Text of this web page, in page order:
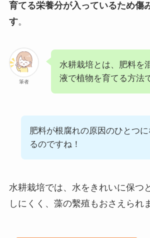
育てる栄養分が入っているため傷
す。
筆者
水耕栽培とは、肥料を
液で植物を育てる方法
肥料が根腐れの原因のひとつに
るのですね！
水耕栽培では、水をきれいに保つ
しにくく、藻の繫殖もおさえられ